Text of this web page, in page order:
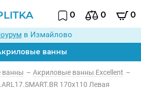
0 0 0
в Измайлово
ванны
ванны – Акриловые ванны Excellent –
170x110 Левая